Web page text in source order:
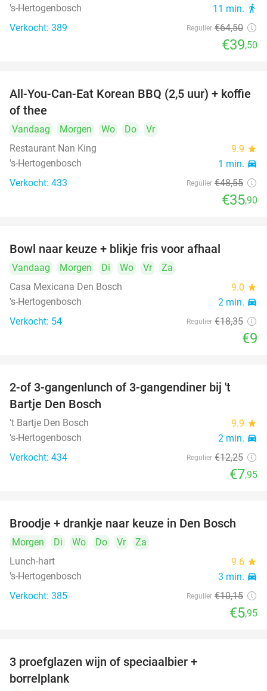
's-Hertogenbosch 11 min. directions_walk
Verkocht: 389 Regulier €64,50
€39,50
26%
All-You-Can-Eat Korean BBQ (2,5 uur) + koffie
of thee
Vandaag Morgen Wo Do
Vr
Restaurant Nan King
9.9 star
's-Hertogenbosch 1 min. directions_car
Verkocht: 433 Regulier €48,55
€35,90
Bowl naar keuze + blikje fris voor afhaal
Vandaag Morgen Di Wo Vr
Za
Casa Mexicana Den Bosch
9.0 star
's-Hertogenbosch 2 min. directions_car
Verkocht: 54 Regulier €18,35
€9
35%
2-of 3-gangenlunch of 3-gangendiner bij 't
Bartje Den Bosch
't Bartje Den Bosch 9.9 star
's-Hertogenbosch 2 min. directions_car
Verkocht: 434 Regulier €12,25
€7,95
41%
Broodje + drankje naar keuze in Den Bosch
Morgen Di Wo Do Vr
Za
Lunch-hart
9.6 star
's-Hertogenbosch 3 min. directions_car
Verkocht: 385 Regulier €10,15
€5,95
3 proefglazen wijn of speciaalbier +
borrelplank